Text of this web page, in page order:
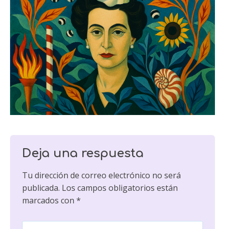
Deja una respuesta
Tu dirección de correo electrónico no será
publicada. Los campos obligatorios están
marcados con *